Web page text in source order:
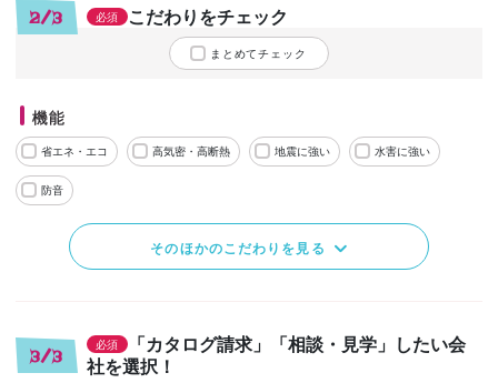
2/3 必須 こだわりをチェック
まとめてチェック
機能
省エネ・エコ 高気密・高断熱 地震に強い 水害に強い
防音
そのほかのこだわりを見る
3/3
必須
「カタログ請求」「相談・見学」したい会
社を選択！